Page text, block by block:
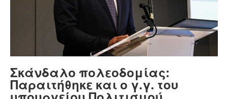
Σκάνδαλο πολεοδομίας:
Παραιτήθηκε και ο γ.γ. του